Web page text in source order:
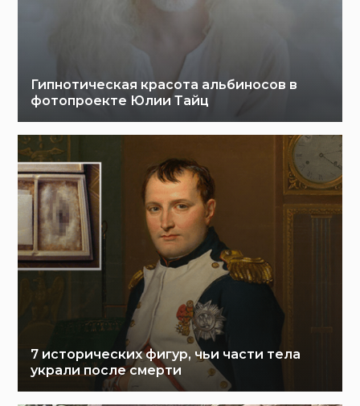
Гипнотическая красота альбиносов в
фотопроекте Юлии Тайц
7 исторических фигур, чьи части тела
украли после смерти